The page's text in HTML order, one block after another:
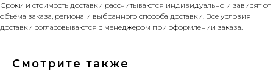
Сроки и стоимость доставки рассчитываются индивидуально и зависят от
объёма заказа, региона и выбранного способа доставки. Все условия
доставки согласовываются с менеджером при оформлении заказа.
Смотрите также